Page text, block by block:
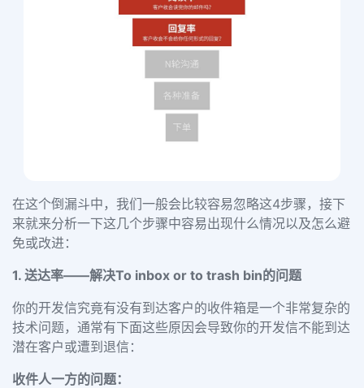
在这个倒漏斗中，我们一般会比较容易忽略这4步骤，接下
来就来分析一下这几个步骤中容易出现什么情况以及怎么避
免或改进：
1. 送达率——解决To inbox or to trash bin的问题
你的开发信究竟有没有到达客户的收件箱是一个非常复杂的
技术问题，通常有下面这些原因会导致你的开发信不能到达
潜在客户或遭到退信：
收件人一方的问题：